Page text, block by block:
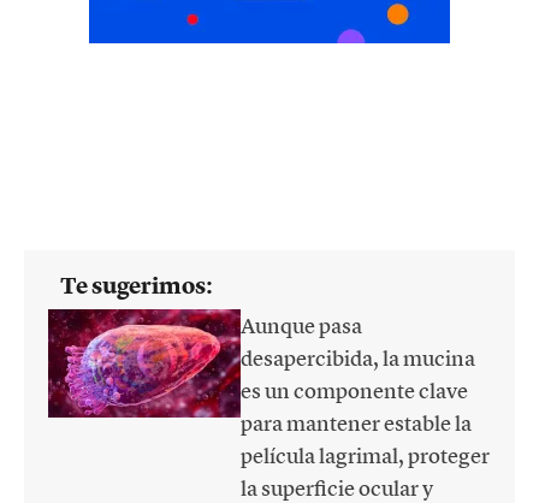
Te sugerimos:
Aunque pasa
desapercibida, la mucina
es un componente clave
para mantener estable la
película lagrimal, proteger
la superficie ocular y